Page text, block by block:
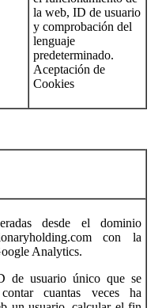
la web, ID de usuario
y comprobación del
lenguaje
predeterminado.
Aceptación de
Cookies
desde el dominio
con la
Analytics.
de usuario único que se
cuantas veces ha